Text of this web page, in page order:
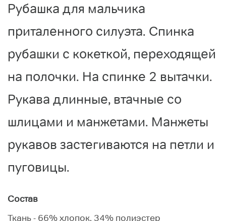
Рубашка для мальчика
приталенного силуэта. Спинка
рубашки с кокеткой, переходящей
на полочки. На спинке 2 вытачки.
Рукава длинные, втачные со
шлицами и манжетами. Манжеты
рукавов застегиваются на петли и
пуговицы.
Состав
Ткань - 66% хлопок, 34% полиэстер